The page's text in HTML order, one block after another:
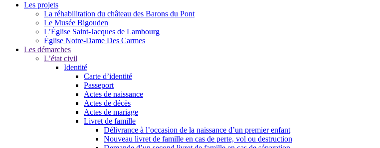
Les projets
La réhabilitation du château des Barons du Pont
Le Musée Bigouden
L’Église Saint-Jacques de Lambourg
Église Notre-Dame Des Carmes
Les démarches
L’état civil
Identité
Carte d’identité
Passeport
Actes de naissance
Actes de décès
Actes de mariage
Livret de famille
Délivrance à l’occasion de la naissance d’un premier enfant
Nouveau livret de famille en cas de perte, vol ou destruction